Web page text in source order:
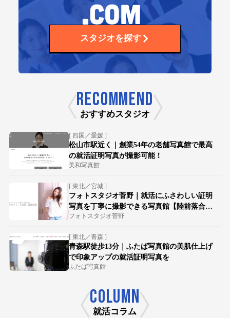
スタジオを探す
RECOMMEND
おすすめスタジオ
[ 四国／愛媛 ]
松山市駅近く｜創業54年の老舗写真館で最高
の就活証明写真が撮影可能！
美和写真館
[ 東北／宮城 ]
フォトスタジオ菅野｜就活にふさわしい証明
写真を丁寧に撮影できる写真館【陸前落合駅
徒歩15分】
フォトスタジオ菅野
[ 東北／青森 ]
青森駅徒歩13分｜ふたば写真館の美肌仕上げ
で印象アップの就活証明写真を
ふたば写真館
COLUMN
就活コラム